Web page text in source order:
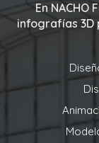
En NACHO
infografías 3D